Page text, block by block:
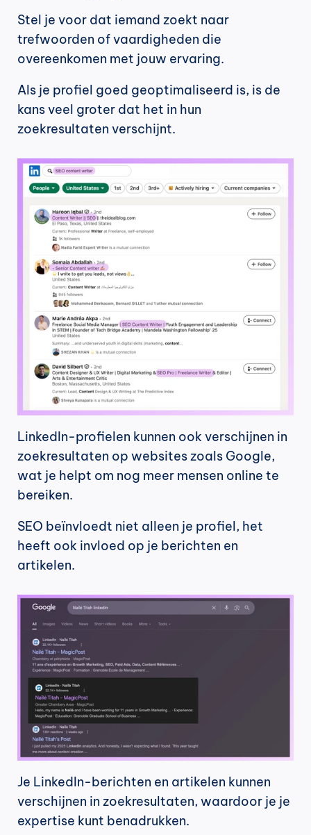
Stel je voor dat iemand zoekt naar
trefwoorden of vaardigheden die
overeenkomen met jouw ervaring.
Als je profiel goed geoptimaliseerd is, is de
kans veel groter dat het in hun
zoekresultaten verschijnt.
LinkedIn-profielen kunnen ook verschijnen in
zoekresultaten op websites zoals Google,
wat je helpt om nog meer mensen online te
bereiken.
SEO beïnvloedt niet alleen je profiel, het
heeft ook invloed op je berichten en
artikelen.
Je LinkedIn-berichten en artikelen kunnen
verschijnen in zoekresultaten, waardoor je je
expertise kunt benadrukken.